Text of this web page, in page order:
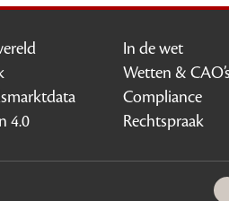
4.0
In de wet
Wetten & CAO’s
Compliance
Rechtspraak